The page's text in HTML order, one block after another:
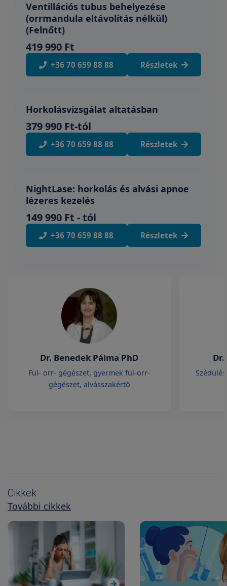
Ventillációs tubus behelyezése
(orrmandula eltávolítás nélkül)
(Felnőtt)
419 990 Ft
+36 70 659 88 88 Részletek
Horkolásvizsgálat altatásban
379 990 Ft-tól
+36 70 659 88 88 Részletek
NightLase: horkolás és alvási apnoe
lézeres kezelés
149 990 Ft - tól
+36 70 659 88 88 Részletek
Dr. Benedek Pálma PhD
Fül- orr- gégészet, gyermek fül-orr-
gégészet, alvásszakértő
Cikkek
További cikkek